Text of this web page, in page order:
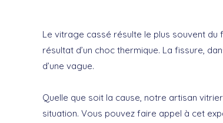
Le vitrage cassé résulte le plus souvent du
résultat d’un choc thermique. La fissure,
d’une vague.
Quelle que soit la cause, notre artisan
situation. Vous pouvez faire appel à cet